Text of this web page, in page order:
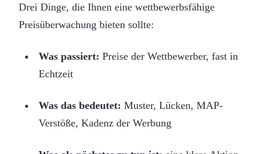
Drei Dinge, die Ihnen eine wettbewerbsfähige
Preisüberwachung bieten sollte:
Was passiert: Preise der Wettbewerber, fast in
Echtzeit
Was das bedeutet: Muster, Lücken, MAP-
Verstöße, Kadenz der Werbung